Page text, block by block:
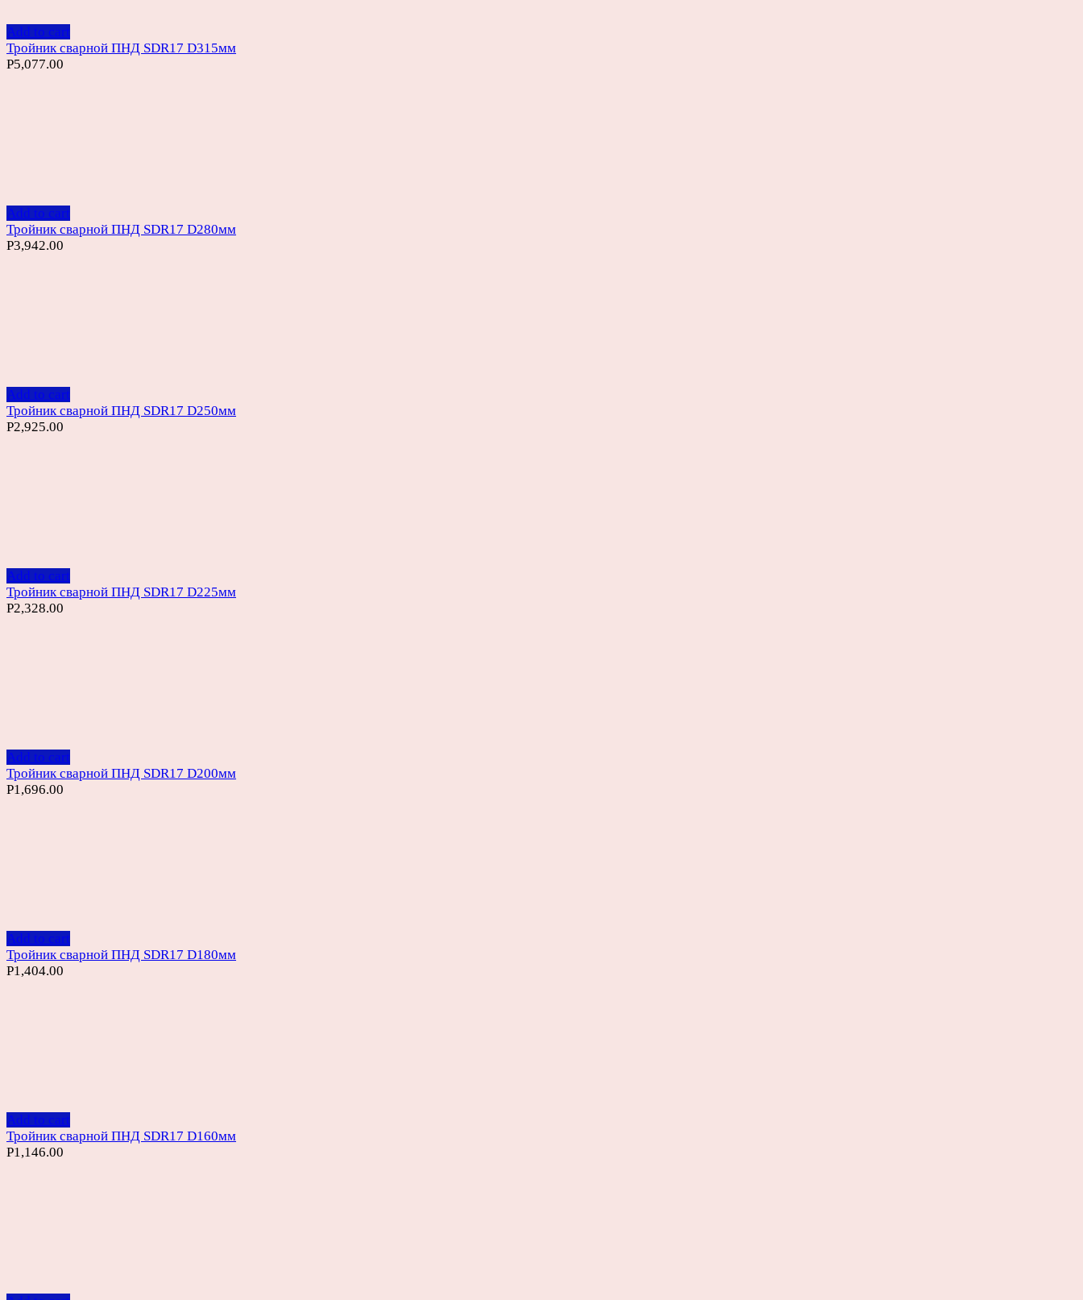
Add to cart
Тройник сварной ПНД SDR17 D315мм
Р5,077.00
Add to cart
Тройник сварной ПНД SDR17 D280мм
Р3,942.00
Add to cart
Тройник сварной ПНД SDR17 D250мм
Р2,925.00
Add to cart
Тройник сварной ПНД SDR17 D225мм
Р2,328.00
Add to cart
Тройник сварной ПНД SDR17 D200мм
Р1,696.00
Add to cart
Тройник сварной ПНД SDR17 D180мм
Р1,404.00
Add to cart
Тройник сварной ПНД SDR17 D160мм
Р1,146.00